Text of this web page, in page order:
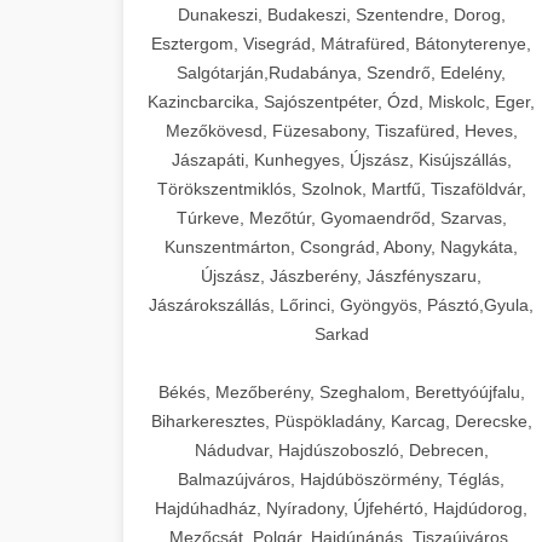
Dunakeszi, Budakeszi, Szentendre, Dorog,
Esztergom, Visegrád, Mátrafüred, Bátonyterenye,
Salgótarján,Rudabánya, Szendrő, Edelény,
Kazincbarcika, Sajószentpéter, Ózd, Miskolc, Eger,
Mezőkövesd, Füzesabony, Tiszafüred, Heves,
Jászapáti, Kunhegyes, Újszász, Kisújszállás,
Törökszentmiklós, Szolnok, Martfű, Tiszaföldvár,
Túrkeve, Mezőtúr, Gyomaendrőd, Szarvas,
Kunszentmárton, Csongrád, Abony, Nagykáta,
Újszász, Jászberény, Jászfényszaru,
Jászárokszállás, Lőrinci, Gyöngyös, Pásztó,Gyula,
Sarkad
Békés, Mezőberény, Szeghalom, Berettyóújfalu,
Biharkeresztes, Püspökladány, Karcag, Derecske,
Nádudvar, Hajdúszoboszló, Debrecen,
Balmazújváros, Hajdúböszörmény, Téglás,
Hajdúhadház, Nyíradony, Újfehértó, Hajdúdorog,
Mezőcsát, Polgár, Hajdúnánás, Tiszaújváros,